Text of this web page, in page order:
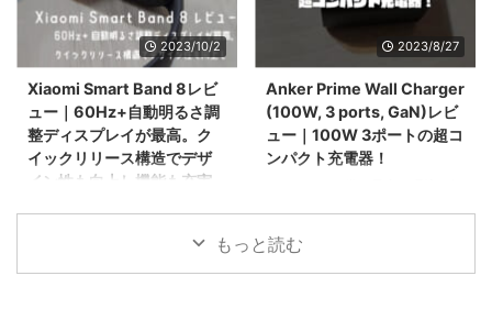
していて、当時早いうちから
QualcommのQCC3040というチ
ップを搭載した機種
らお世話になっています。 そん
なSOUNDPEATSさんから今回は
商品サンプルをいただきましたの
でレビューしていきたいと思いま
たが先行予約クーポンで結構お求
めやすい値段になっていたのと新
製品のほうが自分にとってこの
さそうだなと思い購入してみまし
た。 というわけで今回は
SOUNDPEATSから新たに発売さ
れた『SOUNDPEATS AIR4
思います！ SOUNDPEATS AIR4
2023/10/2
Xiaomi Smart Band 8レビ
ュー｜60Hz+自動明るさ調
整ディスプレイが最高。ク
イックリリース構造でデザ
イン性も向上し機能も充実
こんにちは。スマートバンド大好
き@sysnishi(しすにし)です。
2023/8/27
Anker Prime Wall Charger
(100W, 3 ports, GaN)レビ
ュー｜100W 3ポートの超コ
ンパクト充電器！
出張、旅行、テレワーク、フリー
アドレス・・・PCライフを過ご
もっと読む